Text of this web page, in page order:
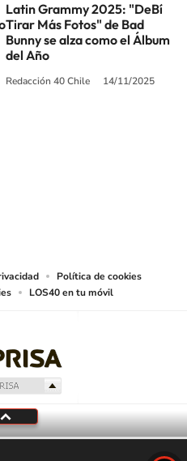
Latin Grammy 2025: "DeBí
Tirar Más Fotos" de Bad
Bunny se alza como el Álbum
del Año
Redacción 40 Chile 14/11/2025
Política de cookies
LOS40 en tu móvil